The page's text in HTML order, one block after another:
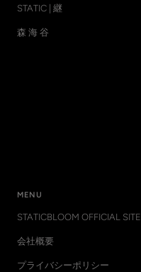
STATIC | 継
森 海 谷
MENU
STATICBLOOM OFFICIAL SITE
会社概要
プライバシーポリシー